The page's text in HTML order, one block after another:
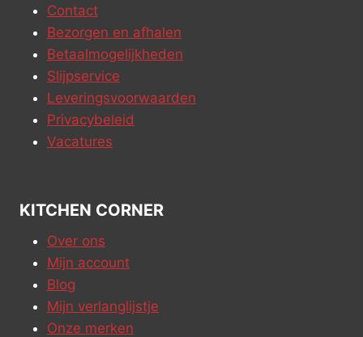
Contact
Bezorgen en afhalen
Betaalmogelijkheden
Slijpservice
Leveringsvoorwaarden
Privacybeleid
Vacatures
KITCHEN CORNER
Over ons
Mijn account
Blog
Mijn verlanglijstje
Onze merken